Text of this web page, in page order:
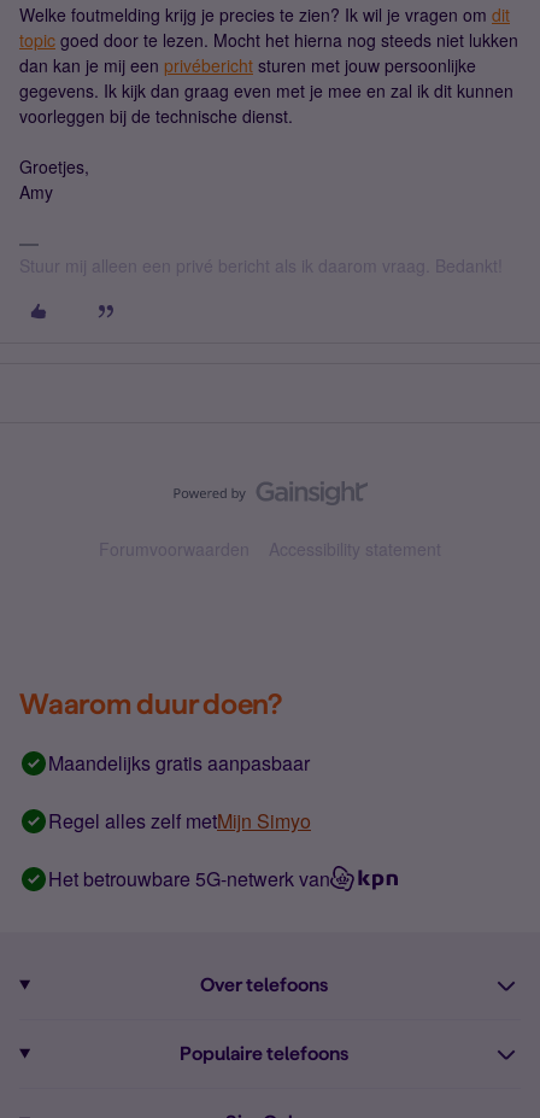
Welke foutmelding krijg je precies te zien? Ik wil je vragen om dit
topic goed door te lezen. Mocht het hierna nog steeds niet lukken
dan kan je mij een privébericht sturen met jouw persoonlijke
gegevens. Ik kijk dan graag even met je mee en zal ik dit kunnen
voorleggen bij de technische dienst.
Groetjes,
Amy
Stuur mij alleen een privé bericht als ik daarom vraag. Bedankt!
Forumvoorwaarden Accessibility statement
Waarom duur doen?
Maandelijks gratis aanpasbaar
Regel alles zelf metMijn Simyo
Het betrouwbare 5G-netwerk van
Over telefoons
Populaire telefoons